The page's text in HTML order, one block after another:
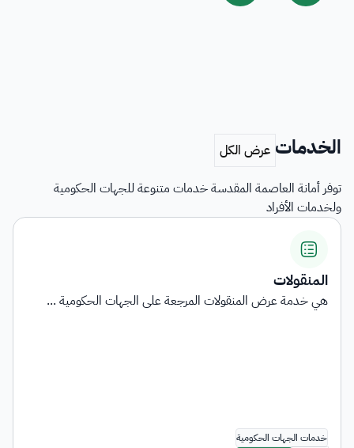
الخدمات
توفر أمانة العاصمة المقدسة خدمات متنوعة للجهات الحكومية
ولخدمات الأفراد
المنقولات
هي خدمة عرض المنقولات المرجعة على الجهات الحكومية ...